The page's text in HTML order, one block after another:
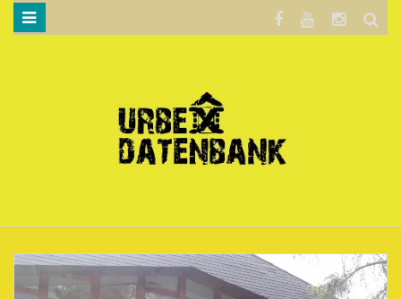
DATENSCHUTZERKLÄRUNG